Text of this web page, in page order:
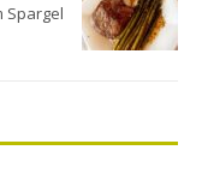
Spargel